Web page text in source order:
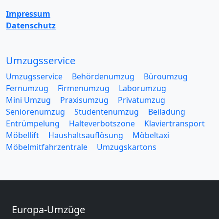
Impressum
Datenschutz
Umzugsservice
Umzugsservice Behördenumzug
Büroumzug
Fernumzug
Firmenumzug
Laborumzug
Mini Umzug
Praxisumzug
Privatumzug
Seniorenumzug
Studentenumzug
Beiladung
Entrümpelung
Halteverbotszone
Klaviertransport
Möbellift
Haushaltsauflösung
Möbeltaxi
Möbelmitfahrzentrale
Umzugskartons
Europa-Umzüge